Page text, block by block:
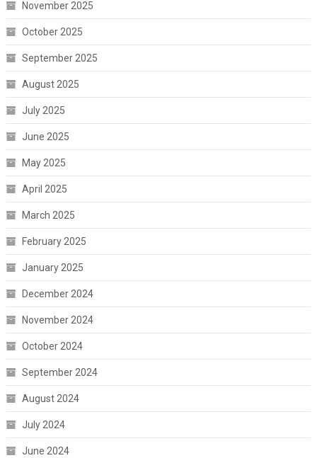
November 2025
October 2025
September 2025
August 2025
July 2025
June 2025
May 2025
April 2025
March 2025
February 2025
January 2025
December 2024
November 2024
October 2024
September 2024
August 2024
July 2024
June 2024